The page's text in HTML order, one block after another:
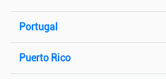
Portugal
Puerto Rico